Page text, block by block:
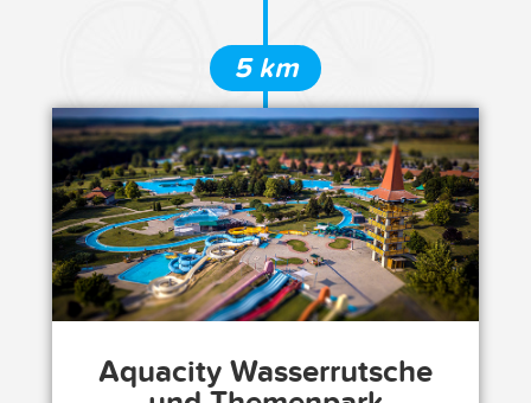
5 km
Aquacity Wasserrutsche